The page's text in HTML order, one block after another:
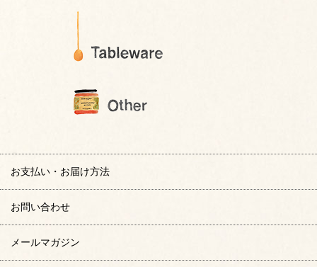
お支払い・お届け方法
お問い合わせ
メールマガジン